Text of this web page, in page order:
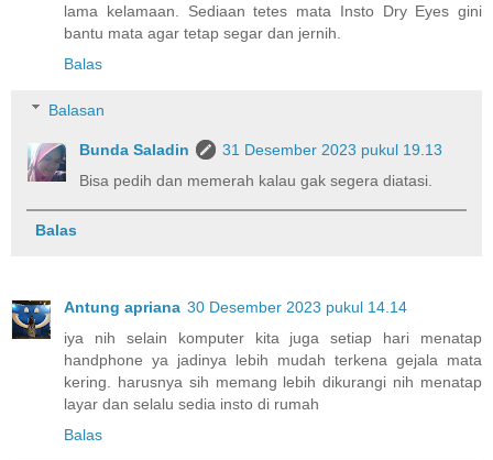
lama kelamaan. Sediaan tetes mata Insto Dry Eyes gini
bantu mata agar tetap segar dan jernih.
Balas
Balasan
Bunda Saladin
31 Desember 2023 pukul 19.13
Bisa pedih dan memerah kalau gak segera diatasi.
Balas
Antung apriana 30 Desember 2023 pukul 14.14
iya nih selain komputer kita juga setiap hari menatap
handphone ya jadinya lebih mudah terkena gejala mata
kering. harusnya sih memang lebih dikurangi nih menatap
layar dan selalu sedia insto di rumah
Balas